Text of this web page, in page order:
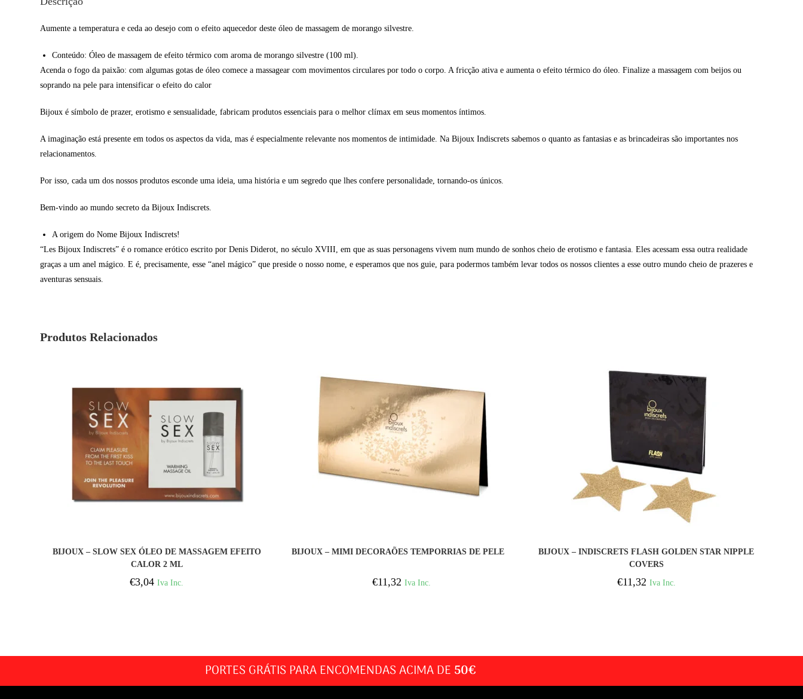
Aumente a temperatura e ceda ao desejo com o efeito aquecedor deste óleo de massagem de morango silvestre.
Conteúdo: Óleo de massagem de efeito térmico com aroma de morango silvestre (100 ml).
Acenda o fogo da paixão: com algumas gotas de óleo comece a massagear com movimentos circulares por todo o corpo. A fricção ativa e aumenta o efeito térmico do óleo. Finalize a massagem com beijos ou
soprando na pele para intensificar o efeito do calor
Bijoux é símbolo de prazer, erotismo e sensualidade, fabricam produtos essenciais para o melhor clímax em seus momentos íntimos.
A imaginação está presente em todos os aspectos da vida, mas é especialmente relevante nos momentos de intimidade. Na Bijoux Indiscrets sabemos o quanto as fantasias e as brincadeiras são importantes nos
relacionamentos.
Por isso, cada um dos nossos produtos esconde uma ideia, uma história e um segredo que lhes confere personalidade, tornando-os únicos.
Bem-vindo ao mundo secreto da Bijoux Indiscrets.
A origem do Nome Bijoux Indiscrets!
“Les Bijoux Indiscrets” é o romance erótico escrito por Denis Diderot, no século XVIII, em que as suas personagens vivem num mundo de sonhos cheio de erotismo e fantasia. Eles acessam essa outra realidade
graças a um anel mágico. E é, precisamente, esse “anel mágico” que preside o nosso nome, e esperamos que nos guie, para podermos também levar todos os nossos clientes a esse outro mundo cheio de prazeres e
aventuras sensuais.
Produtos Relacionados
COMPRAR
BIJOUX – SLOW SEX ÓLEO DE MASSAGEM EFEITO
CALOR 2 ML
€3,04 Iva Inc.
COMPRAR
BIJOUX – MIMI DECORAÕES TEMPORRIAS DE PELE
€11,32 Iva Inc.
BIJOUX – INDISCRETS FLASH GOLDEN STAR NIPPLE
COVERS
€11,32 Iva Inc.
PORTES GRÁTIS PARA ENCOMENDAS ACIMA DE 50€